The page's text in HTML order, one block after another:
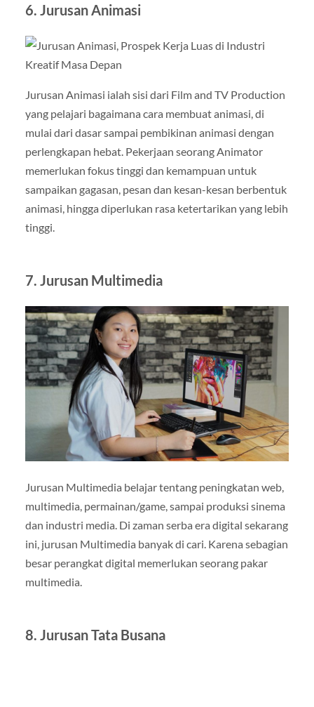
6. JurusanAnimasi
Jurusan Animasi ialah sisi dari Film and TV Production
yang pelajari bagaimana cara membuat animasi, di
mulai dari dasar sampai pembikinan animasi dengan
perlengkapan hebat. Pekerjaan seorang Animator
memerlukan fokus tinggi dan kemampuan untuk
sampaikan gagasan, pesan dan kesan-kesan berbentuk
animasi, hingga diperlukan rasa ketertarikan yang lebih
tinggi.
7. Jurusan Multimedia
Jurusan Multimedia belajar tentang peningkatan web,
multimedia, permainan/game, sampai produksi sinema
dan industri media. Di zaman serba era digital sekarang
ini, jurusan Multimedia banyak di cari. Karena sebagian
besar perangkat digital memerlukan seorang pakar
multimedia.
8. Jurusan Tata Busana